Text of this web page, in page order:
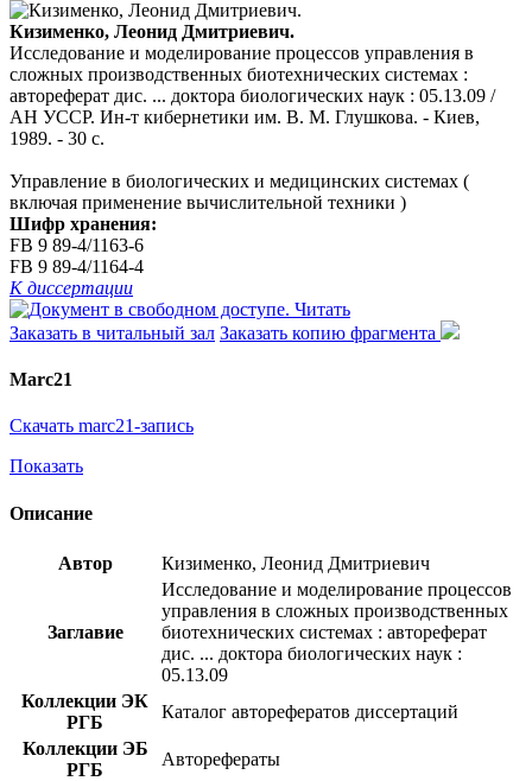
Кизименко, Леонид Дмитриевич.
Исследование и моделирование процессов управления в
сложных производственных биотехнических системах :
автореферат дис. ... доктора биологических наук : 05.13.09 /
АН УССР. Ин-т кибернетики им. В. М. Глушкова. - Киев,
1989. - 30 с.
Управление в биологических и медицинских системах (
включая применение вычислительной техники )
Шифр хранения:
FB 9 89-4/1163-6
FB 9 89-4/1164-4
К диссертации
Читать
Заказать в читальный зал Заказать копию фрагмента
Marc21
Скачать marc21-запись
Показать
Описание
Автор Кизименко, Леонид Дмитриевич
Заглавие
Исследование и моделирование процессов
управления в сложных производственных
биотехнических системах : автореферат
дис. ... доктора биологических наук :
05.13.09
Коллекции ЭК
РГБ
Каталог авторефератов диссертаций
Коллекции ЭБ
РГБ
Авторефераты